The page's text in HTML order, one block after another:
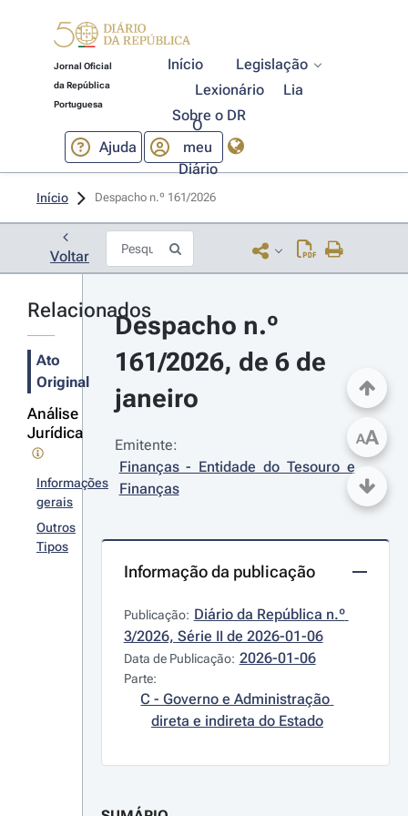
Jornal Oficial
da República
Portuguesa
Início
Legislação
Lexionário
Lia
Sobre o DR
Ajuda
O
meu
Diário
Início Despacho n.º 161/2026
Voltar
Relacionados
Ato
Original
Análise
Jurídica
Informações
gerais
Outros
Tipos
Despacho n.º
161/2026, de 6 de
janeiro
Emitente:
Finanças - Entidade do Tesouro e
Finanças
Informação da publicação
Publicação: Diário da República n.º
3/2026, Série II de 2026-01-06
Data de Publicação: 2026-01-06
Parte:
C - Governo e Administração
direta e indireta do Estado
AA